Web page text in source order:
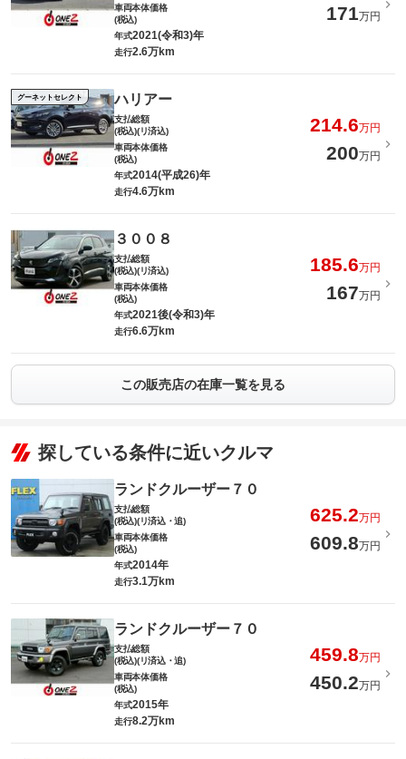
車両本体価格
(税込)
171万円
年式2021(令和3)年
走行2.6万km
グーネットセレクト ハリアー
支払総額
(税込)(リ済込)
214.6万円
車両本体価格
(税込)
200万円
年式2014(平成26)年
走行4.6万km
３００８
支払総額
(税込)(リ済込)
185.6万円
車両本体価格
(税込)
167万円
年式2021後(令和3)年
走行6.6万km
この販売店の在庫一覧を見る
探している条件に近いクルマ
ランドクルーザー７０
支払総額
(税込)(リ済込・追)
625.2万円
車両本体価格
(税込)
609.8万円
年式2014年
走行3.1万km
ランドクルーザー７０
支払総額
(税込)(リ済込・追)
459.8万円
車両本体価格
(税込)
450.2万円
年式2015年
走行8.2万km